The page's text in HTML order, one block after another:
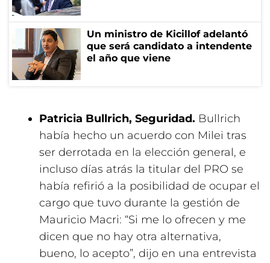
Un ministro de Kicillof adelantó
que será candidato a intendente
el año que viene
Patricia Bullrich, Seguridad. Bullrich
había hecho un acuerdo con Milei tras
ser derrotada en la elección general, e
incluso días atrás la titular del PRO se
había refirió a la posibilidad de ocupar el
cargo que tuvo durante la gestión de
Mauricio Macri: “Si me lo ofrecen y me
dicen que no hay otra alternativa,
bueno, lo acepto”, dijo en una entrevista